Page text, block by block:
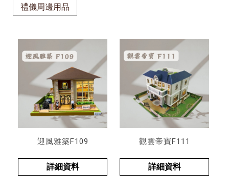
禮儀周邊用品
迎風雅築F109
詳細資料
觀雲帝寶F111
詳細資料